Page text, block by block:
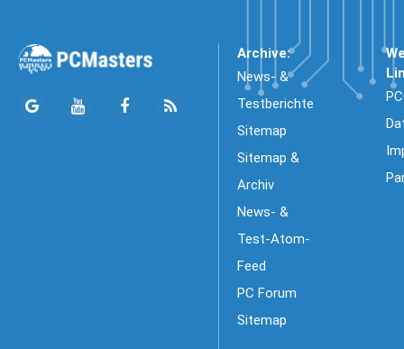
Archive:
News- &
Testberichte
Sitemap
Sitemap &
Archiv
News- &
Test-Atom-
Feed
PC Forum
Sitemap